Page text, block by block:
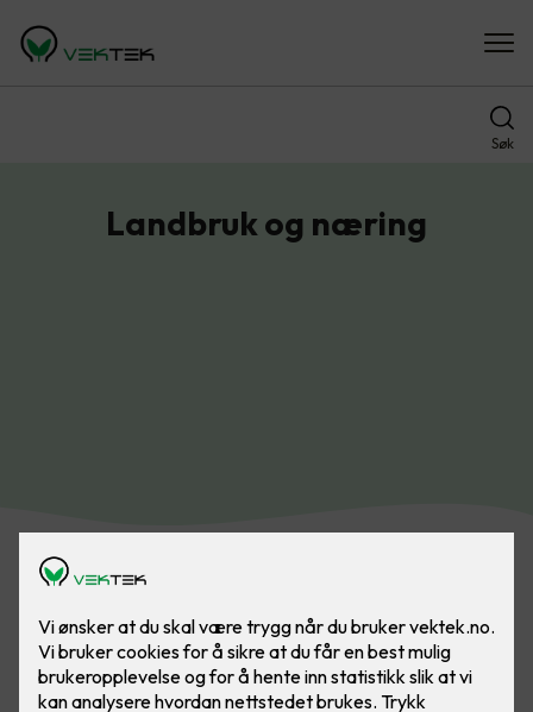
Søk
Landbruk og næring
Vi er registrert elektroinstallatør
Og kan utføre all sterk- og svakstrøm installasjon du skulle
ønske i dine bygninger. Vi ønsker at våre kunder får optimale
løsninger, med de produkt som passer best til sitt anlegg,
utført av installatører med god teknisk forståelse og service.